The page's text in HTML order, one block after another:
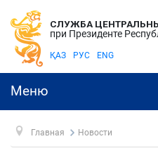
СЛУЖБА
при Президенте
ҚАЗ РУС ENG
Меню
Главная Новости